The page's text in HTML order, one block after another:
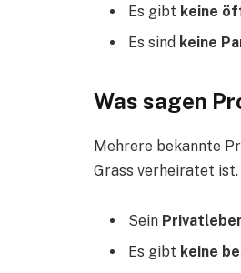
Es gibt keine
Es sind keine
Was sagen
Mehrere bekannte
Grass verheiratet
Sein
Es gibt keine